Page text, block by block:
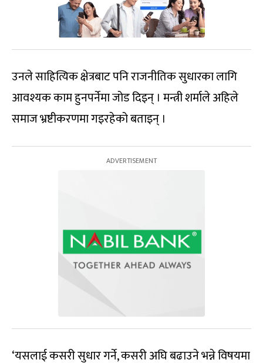
उनले साहित्यिक क्षेत्रबाट पनि राजनीतिक सुधारका लागि
आवश्यक काम हुनपर्नेमा जोड दिइन् । मन्त्री शर्माले अहिले
समाज भ्रष्टीकरणमा गइरहेको बताइन् ।
‘यसलाई कसरी सुधार गर्ने, कसरी अघि बढाउने भन्ने विषयमा